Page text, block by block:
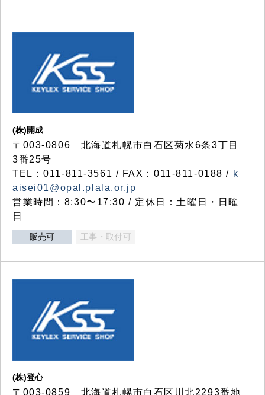
(株)開成
〒003-0806 北海道札幌市白石区菊水6条3丁目
3番25号
TEL：011-811-3561 / FAX：011-811-0188 / k
aisei01@opal.plala.or.jp
営業時間：8:30〜17:30 / 定休日：土曜日・日曜
日
販売可 工事・取付可
(株)登心
〒003-0859 北海道札幌市白石区川北2293番地